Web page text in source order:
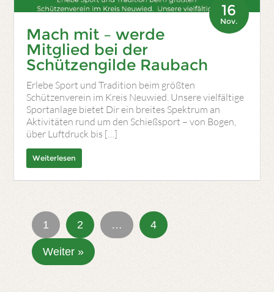
16
Nov.
Mach mit – werde
Mitglied bei der
Schützengilde Raubach
Erlebe Sport und Tradition beim größten
Schützenverein im Kreis Neuwied. Unsere vielfältige
Sportanlage bietet Dir ein breites Spektrum an
Aktivitäten rund um den Schießsport – von Bogen,
über Luftdruck bis […]
Weiterlesen
1 2 … 4
Weiter »